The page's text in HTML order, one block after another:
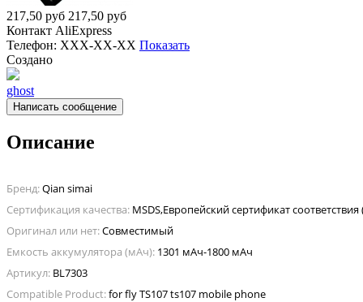
217,50 руб 217,50 руб
Контакт AliExpress
Телефон: XXX-XX-XX Показать
Создано
ghost
Написать сообщение
Описание
Бренд:Qian simai
Сертификация качества:
Оригинал или нет:Совместимый
Емкость аккумулятора (мАч): 1301 мАч-1800 мАч
Артикул: BL7303
Compatible Product:for fly TS107 ts107 mobile phone